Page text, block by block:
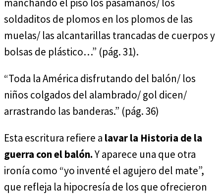
manchando el piso los pasamanos/ los
soldaditos de plomos en los plomos de las
muelas/ las alcantarillas trancadas de cuerpos y
bolsas de plástico…” (pág. 31).
“Toda la América disfrutando del balón/ los
niños colgados del alambrado/ gol dicen/
arrastrando las banderas.” (pág. 36)
Esta escritura refiere a lavar la Historia de la
guerra con el balón.Y aparece una que otra
ironía como “yo inventé el agujero del mate”,
que refleja la hipocresía de los que ofrecieron